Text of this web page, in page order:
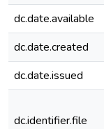
dc.date.available
dc.date.created
dc.date.issued
dc.identifier.file